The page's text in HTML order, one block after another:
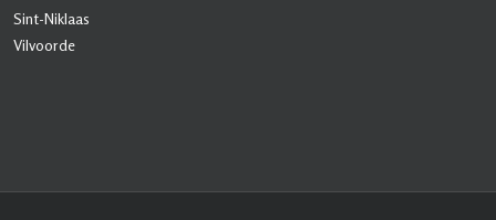
Sint-Niklaas
Vilvoorde